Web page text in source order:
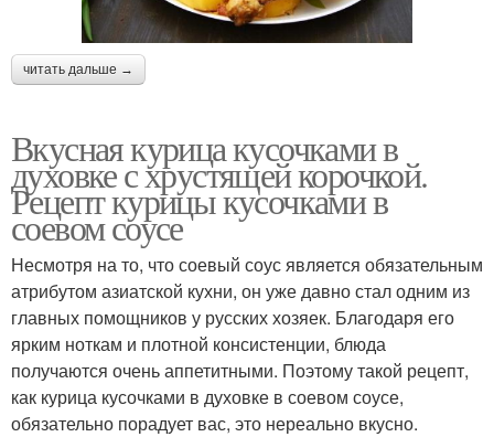
читать дальше →
Вкусная курица кусочками в
духовке с хрустящей корочкой.
Рецепт курицы кусочками в
соевом соусе
Несмотря на то, что соевый соус является обязательным
атрибутом азиатской кухни, он уже давно стал одним из
главных помощников у русских хозяек. Благодаря его
ярким ноткам и плотной консистенции, блюда
получаются очень аппетитными. Поэтому такой рецепт,
как курица кусочками в духовке в соевом соусе,
обязательно порадует вас, это нереально вкусно.